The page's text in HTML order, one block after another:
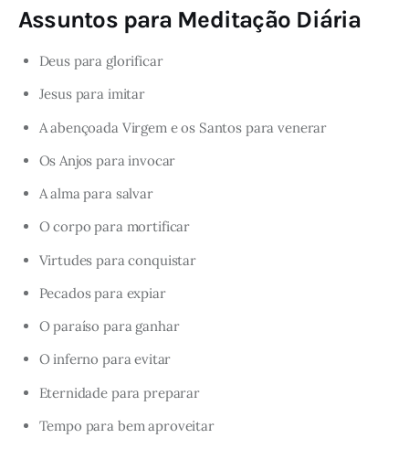
Assuntos para Meditação Diária
Deus para glorificar
Jesus para imitar
A abençoada Virgem e os Santos para venerar
Os Anjos para invocar
A alma para salvar
O corpo para mortificar
Virtudes para conquistar
Pecados para expiar
O paraíso para ganhar
O inferno para evitar
Eternidade para preparar
Tempo para bem aproveitar